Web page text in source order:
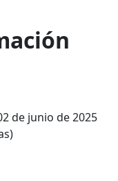
de junio de 2025